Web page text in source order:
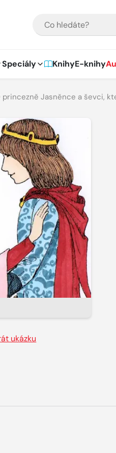
Speciály KnihyE-knihy
princezně Jasněnce a ševci,
ukázku